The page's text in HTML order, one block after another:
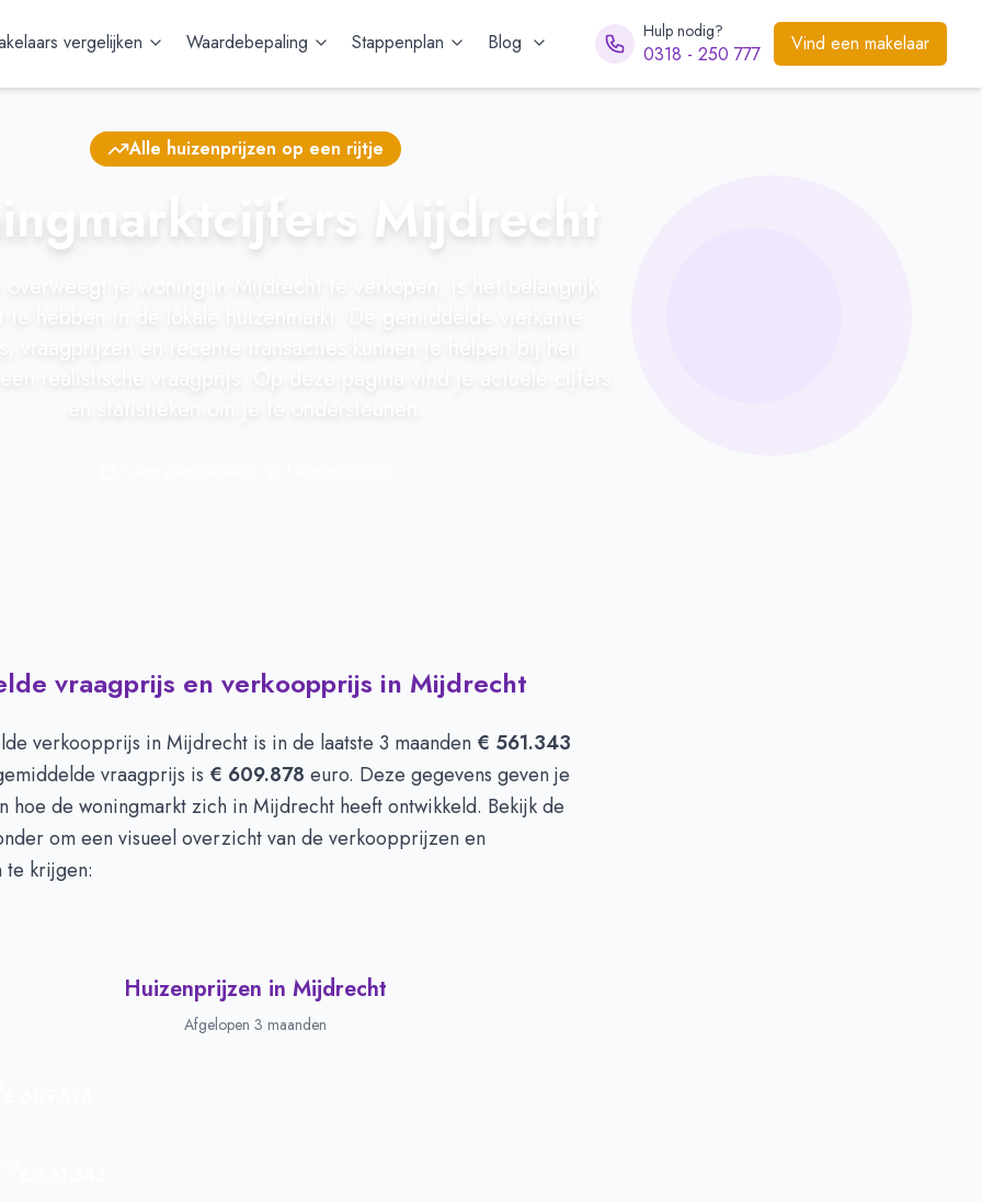
vergelijken Waardebepaling Stappenplan Blog Hulp nodig?
0318 - 250 777 Vind een makelaar
Alle huizenprijzen op een rijtje
Mijdrecht
vraagprijs en verkoopprijs in Mijdrecht
verkoopprijs inMijdrecht is in de laatste 3 maanden € 561.343
vraagprijs is € 609.878 euro. Deze gegevens geven je
hoe de woningmarkt zich in Mijdrecht heeft ontwikkeld. Bekijk de
om een visueel overzicht van de verkoopprijzen en
krijgen:
Huizenprijzen in Mijdrecht
Afgelopen 3 maanden